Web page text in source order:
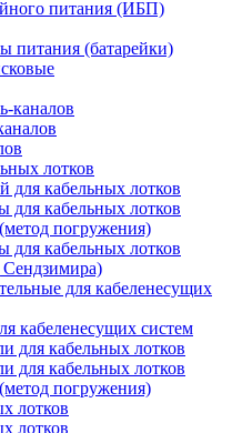
питания (ИБП)
питания (батарейки)
каналов
лотков
для кабельных лотков
для кабельных лотков
погружения)
для кабельных лотков
для кабеленесущих
кабеленесущих систем
для кабельных лотков
для кабельных лотков
погружения)
лотков
лотков